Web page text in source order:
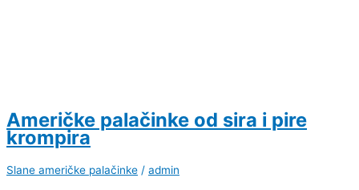
Američke palačinke od sira i pire
krompira
Slane američke palačinke / admin